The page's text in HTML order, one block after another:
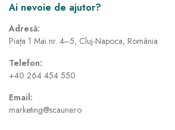
Ai nevoie de ajutor?
Adresă:
Piața 1 Mai nr. 4–5, Cluj-Napoca, România
Telefon:
+40 264 454 550
Email:
marketing@scaune.ro